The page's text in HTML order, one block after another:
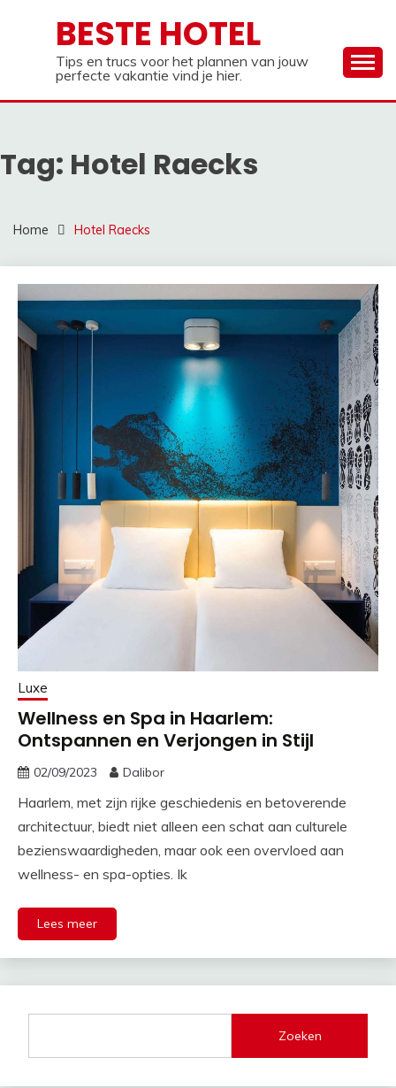
BESTE HOTEL
Tips en trucs voor het plannen van jouw
perfecte vakantie vind je hier.
Tag: Hotel Raecks
Home Hotel Raecks
Luxe
Wellness en Spa in Haarlem:
Ontspannen en Verjongen in Stijl
02/09/2023 Dalibor
Haarlem, met zijn rijke geschiedenis en betoverende
architectuur, biedt niet alleen een schat aan culturele
bezienswaardigheden, maar ook een overvloed aan
wellness- en spa-opties. Ik
Lees meer
Zoeken